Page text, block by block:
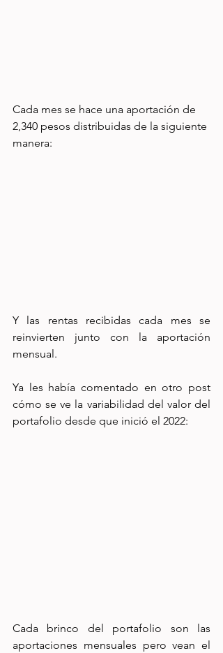
Cada mes se hace una aportación de
2,340 pesos distribuidas de la siguiente
manera:
Y las rentas recibidas cada mes se
reinvierten junto con la aportación
mensual.
Ya les había comentado en otro post
cómo se ve la variabilidad del valor del
portafolio desde que inició el 2022:
Cada brinco del portafolio son las
aportaciones mensuales pero vean el